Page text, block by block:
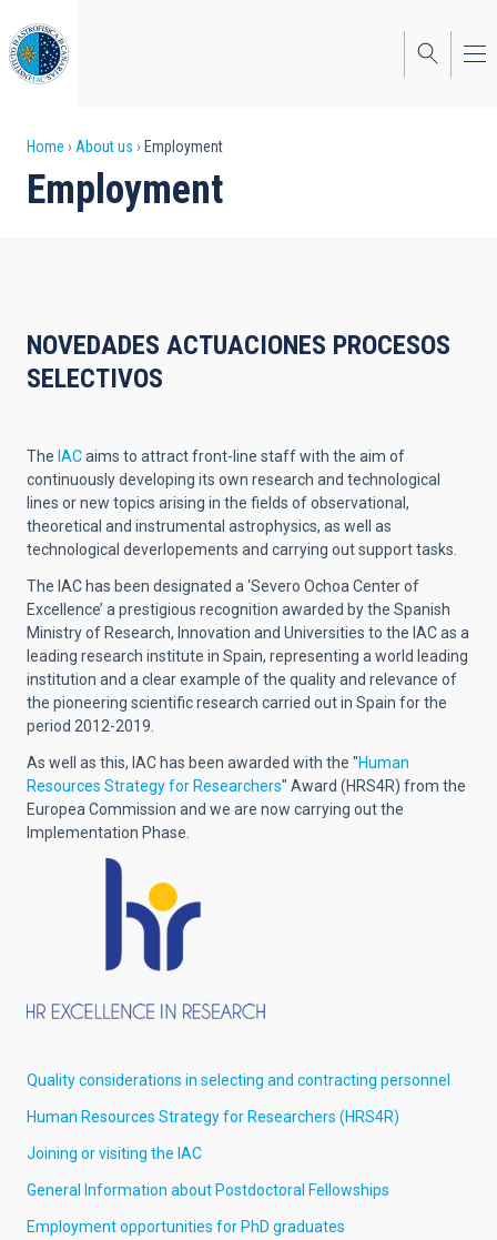
to
main
content
Breadcrumb
Home About us Employment
Employment
NOVEDADES ACTUACIONES PROCESOS
SELECTIVOS
The IACaims to attract front-line staff with the aim of
continuously developing its own research and technological
lines or new topics arising in the fields of observational,
theoretical and instrumental astrophysics, as well as
technological deverlopements and carrying out support tasks.
The IAC has been designated a ‘Severo Ochoa Center of
Excellence’ a prestigious recognition awarded by the Spanish
Ministry of Research, Innovation and Universities to the IAC as a
leading research institute in Spain, representing a world leading
institution and a clear example of the quality and relevance of
the pioneering scientific research carried out in Spain for the
period 2012-2019.
As well as this, IAC has been awarded with the "Human
Resources Strategy for Researchers" Award (HRS4R) from the
Europea Commission and we are now carrying out the
Implementation Phase.
Quality considerations in selecting and contracting personnel
Human Resources Strategy for Researchers (HRS4R)
Joining or visiting the IAC
General Information about Postdoctoral Fellowships
Employment opportunities for PhD graduates